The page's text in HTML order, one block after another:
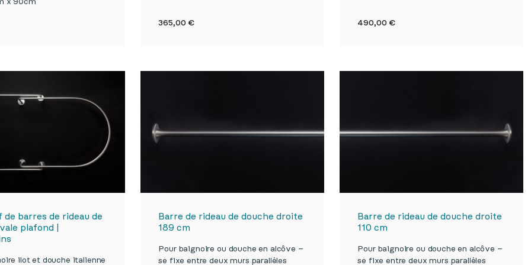
x 90cm
Prix
365,00 € Prix
490,00 €
de barres de rideau de
plafond |
ilot et douche italienne
Barre de rideau de douche droite
189 cm
Pour baignoire ou douche en alcôve –
se fixe entre deux murs parallèles
Barre de rideau de douche droite
110 cm
Pour baignoire ou douche en alcôve –
se fixe entre deux murs parallèles